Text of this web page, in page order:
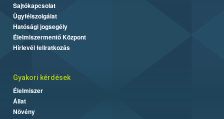
Sajtókapcsolat
Ügyfélszolgálat
Hatósági jogsegély
Élelmiszermentő Központ
Hírlevél feliratkozás
Gyakori kérdések
Élelmiszer
Állat
Növény